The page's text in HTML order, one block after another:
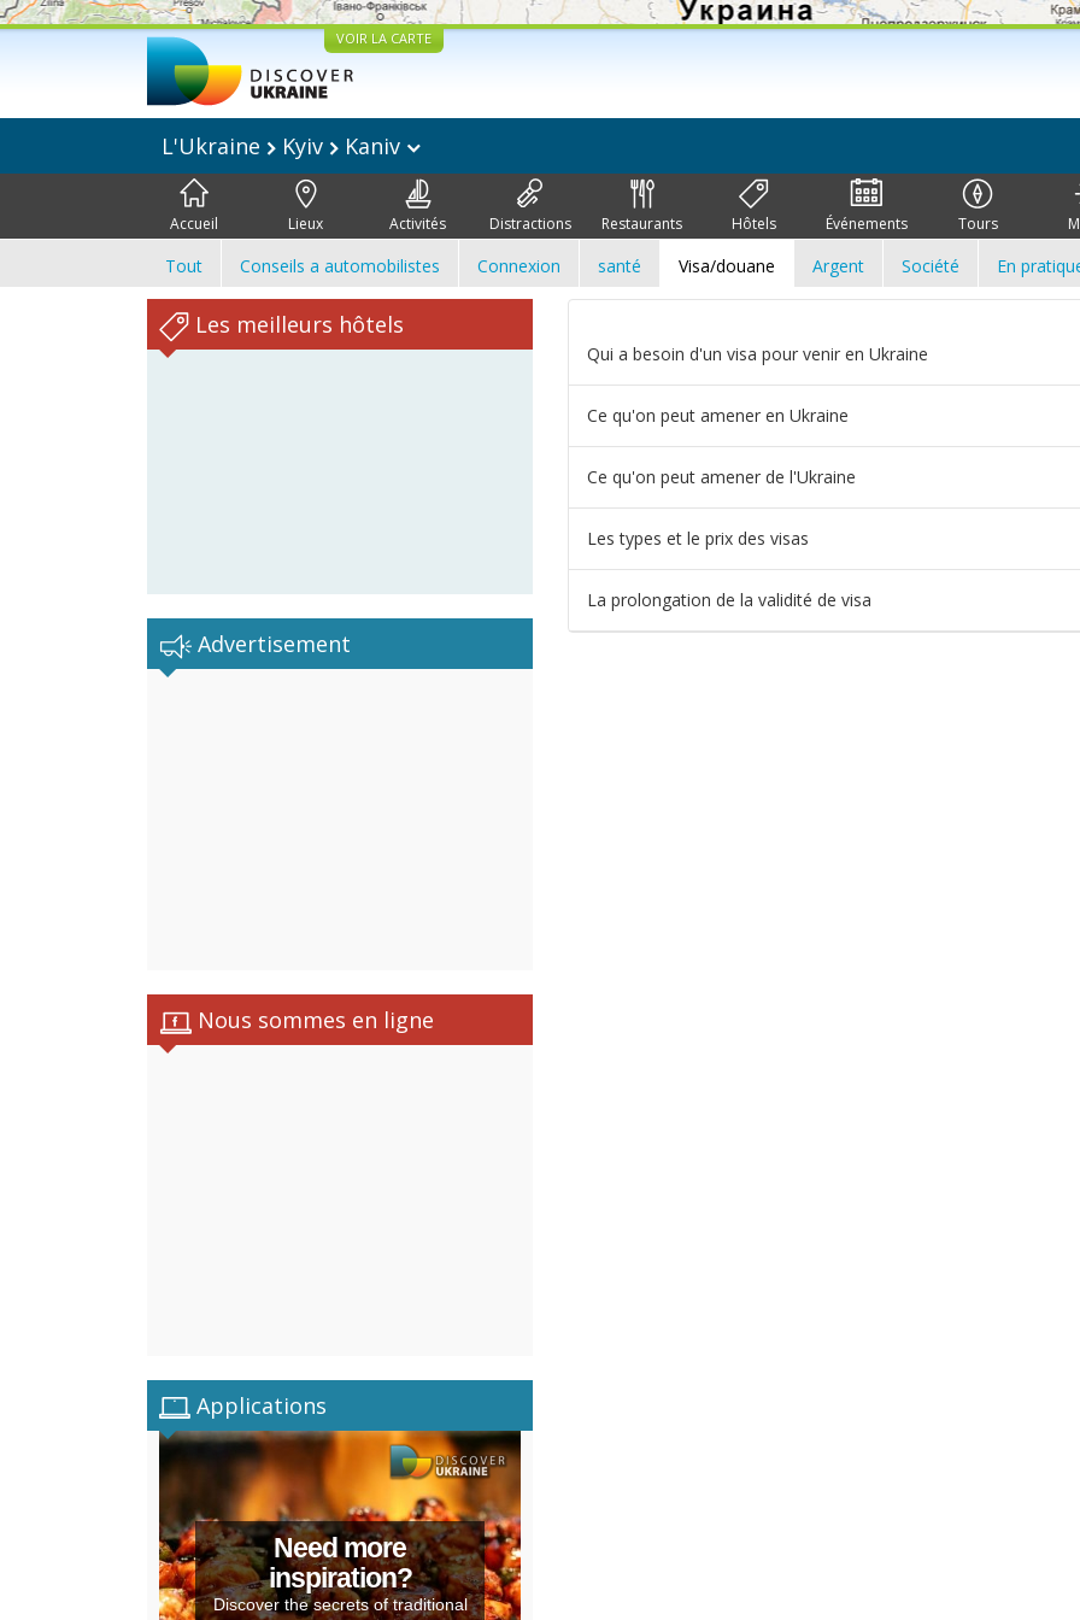
VOIR LA CARTE
L'Ukraine Kyiv Kaniv
Accueil Lieux Activités Distractions Restaurants Hôtels Événements Tours
Tout Conseils a automobilistes Connexion santé Visa/douane Argent Société En
Les meilleurs hôtels
Advertisement
Nous sommes en ligne
Applications
Need more
inspiration?
Discover the secrets of traditional
Qui a besoin d'un visa pour venir en Ukraine
Ce qu'on peut amener en Ukraine
Ce qu'on peut amener de l'Ukraine
Les types et le prix des visas
La prolongation de la validité de visa